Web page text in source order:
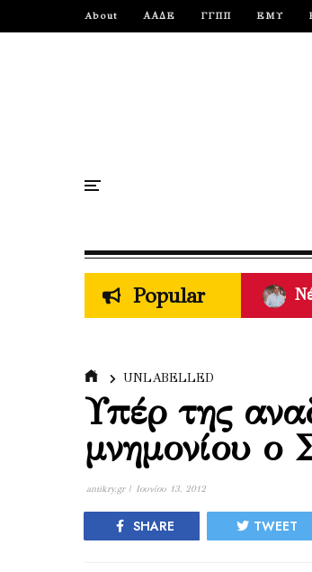
About ΑΑΔΕ ΓΓΠΠ ΕΜΥ
Popular
UNLABELLED
Υπέρ της
μνημονίου ο
antikry.gr | Ιουνίου 13, 2012
SHARE TWEET